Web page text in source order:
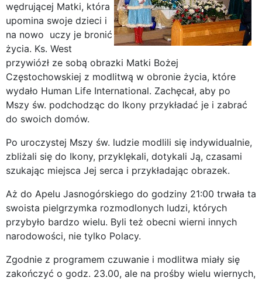
wędrującej Matki, która
upomina swoje dzieci i
na nowo uczy je bronić
życia. Ks. West
przywiózł ze sobą obrazki Matki Bożej
Częstochowskiej z modlitwą w obronie życia, które
wydało Human Life International. Zachęcał, aby po
Mszy św. podchodząc do Ikony przykładać je i zabrać
do swoich domów.
Po uroczystej Mszy św. ludzie modlili się indywidualnie,
zbliżali się do Ikony, przyklękali, dotykali Ją, czasami
szukając miejsca Jej serca i przykładając obrazek.
Aż do Apelu Jasnogórskiego do godziny 21:00 trwała ta
swoista pielgrzymka rozmodlonych ludzi, których
przybyło bardzo wielu. Byli też obecni wierni innych
narodowości, nie tylko Polacy.
Zgodnie z programem czuwanie i modlitwa miały się
zakończyć o godz. 23.00, ale na prośby wielu wiernych,